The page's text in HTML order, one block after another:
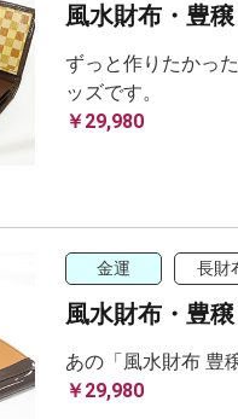
風水財布・豊
ずっと作りたかっ
ッズです。
￥29,980
金運 長財
風水財布・豊
あの「風水財布 豊
￥29,980